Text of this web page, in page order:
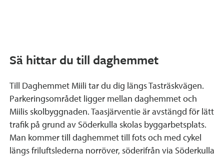
Sä hittar du till daghemmet
Till Daghemmet Miili tar du dig längs Tasträskvägen.
Parkeringsområdet ligger mellan daghemmet och
Miilis skolbyggnaden. Taasjärventie är avstängd för lätt
trafik på grund av Söderkulla skolas byggarbetsplats.
Man kommer till daghemmet till fots och med cykel
längs friluftslederna norröver, söderifrån via Söderkulla